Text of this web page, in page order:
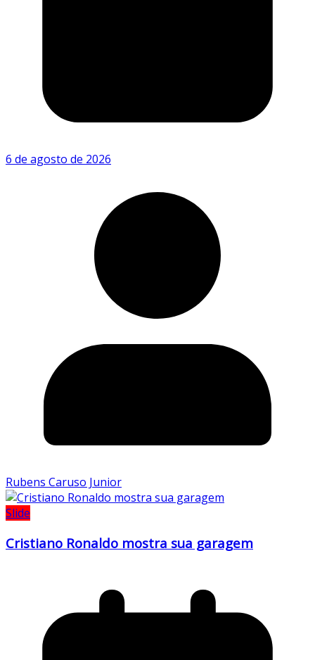
6 de agosto de 2026
Rubens Caruso Junior
Slide
Cristiano Ronaldo mostra sua garagem